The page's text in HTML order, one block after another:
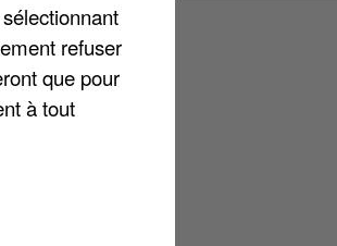
refuser
que pour
à tout